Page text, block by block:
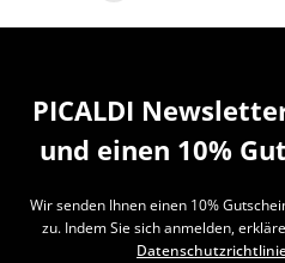
PICALDI
und einen 10%
Wir senden Ihnen einen 10%
zu. Indem Sie sich anmelden,